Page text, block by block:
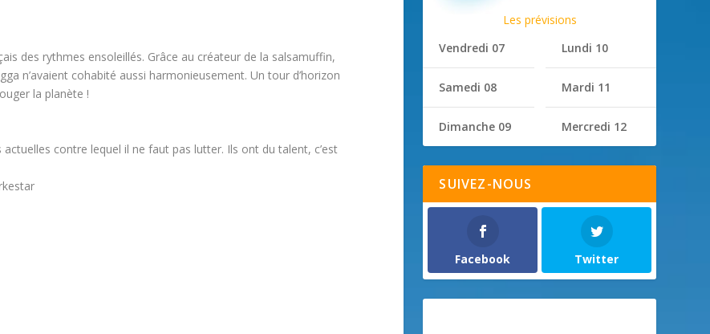
des rythmes ensoleillés. Grâce au créateur de la salsamuffin,
n’avaient cohabité aussi harmonieusement. Un tour d’horizon
la planète !
contre lequel il ne faut pas lutter. Ils ont du talent, c’est
Les prévisions
Vendredi 07
Samedi 08
Dimanche 09
Lundi 10
Mardi 11
Mercredi 12
SUIVEZ-NOUS
Facebook Twitter